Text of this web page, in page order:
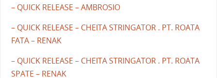
– QUICK RELEASE – AMBROSIO
– QUICK RELEASE – CHEITA STRINGATOR . PT. ROATA
FATA – RENAK
– QUICK RELEASE – CHEITA STRINGATOR . PT. ROATA
SPATE – RENAK